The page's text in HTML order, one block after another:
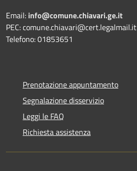
Email: info@comune.chiavari.ge.it
PEC: comune.chiavari@cert.legalmail.it
Telefono: 01853651
Prenotazione appuntamento
Segnalazione disservizio
Leggi le FAQ
Richiesta assistenza